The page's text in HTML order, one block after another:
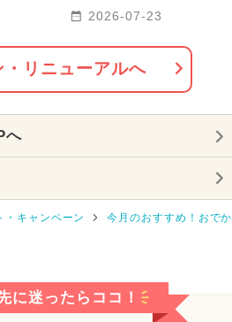
ト
ト
ト
ト
ト クリスマス
ト
沼に
リニューアルスポット
2026-07-23
・リニューアルへ
へ
・キャンペーン 今月のおすすめ！おで
に迷ったらココ！